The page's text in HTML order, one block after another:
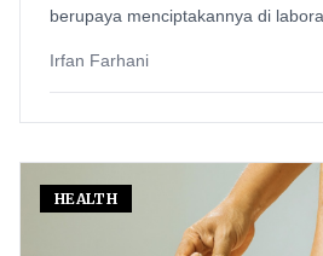
berupaya menciptakannya di
Irfan Farhani
HEALTH